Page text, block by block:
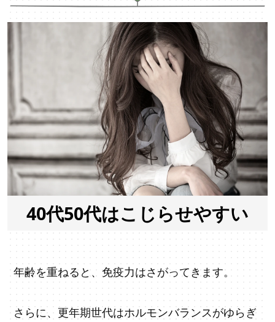
40代50代はこじらせやすい
年齢を重ねると、免疫力はさがってきます。
さらに、更年期世代はホルモンバランスがゆらぎ